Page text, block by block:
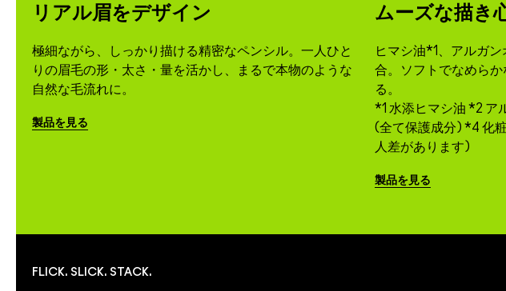
リアル眉をデザイン
極細ながら、しっかり描ける精密なペンシル。一人ひと
りの眉毛の形・太さ・量を活かし、まるで本物のような
自然な毛流れに。
製品を見る
ムーズな描き
ヒマシ油*1、アルガ
合。ソフトでなめら
る。
*1 水添ヒマシ油 *2 ア
(全て保護成分) *4 化
人差があります)
製品を見る
FLICK. SLICK. STACK.